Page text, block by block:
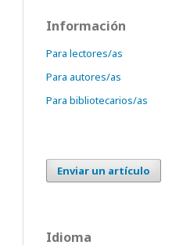
Información
Para lectores/as
Para autores/as
Para bibliotecarios/as
Enviar un artículo
Idioma